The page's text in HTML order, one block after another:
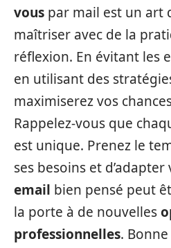
vous par mail est un art
maîtriser avec de la
réflexion. En évitant les
en utilisant des
maximiserez vos
Rappelez-vous que
est unique. Prenez le
ses besoins et
email bien pensé peut
la porte à de nouvelles
professionnelles.